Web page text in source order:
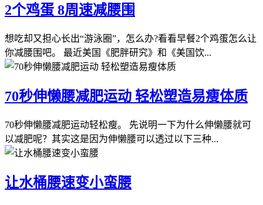
2个鸡蛋 8周速减腰围
想吃却又担心长出“游泳圈”，怎么办?看看早餐2个鸡蛋怎么让
你减腰围吧。 最近美国《肥胖研究》和《美国饮...
70秒伸懒腰减肥运动 轻松塑造易瘦体质
70秒伸懒腰减肥运动轻松瘦。 先说明一下为什么伸懒腰就可
以减肥呢？其实这是因为伸懒腰可以透过以下三种...
让水桶腰速变小蛮腰